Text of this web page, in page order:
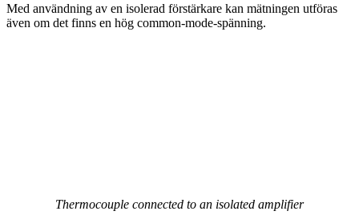
Med användning av en isolerad förstärkare kan mätningen utföras
även om det finns en hög common-mode-spänning.
Thermocouple connected to an isolated amplifier